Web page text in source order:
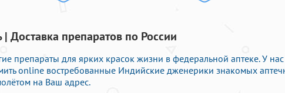
Доставка препаратов по России
препараты для ярких красок жизни в федеральной аптеке. У
online востребованные Индийские дженерики знакомых
на Ваш адрес.